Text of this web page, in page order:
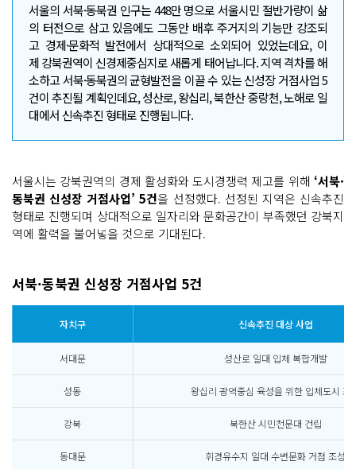
서울의 서북·동북권 인구는 448만 명으로 서울시민 절반가량이 삶
의 터전으로 삼고 있음에도 그동안 배후 주거지의 기능만 강조되
고 경제·문화적 발전에서 상대적으로 소외되어 있었는데요, 이
제 강북권역이 신경제중심지로 새롭게 태어납니다. 지역 격차를 해
소하고 서북·동북권의 균형발전을 이끌 수 있는 신성장 거점사업 5
건이 추진될 계획인데요, 성산로, 왕십리, 북한산 중랑천, 노해로 일
대에서 신속추진 형태로 진행됩니다.
서울시는 강북권역의 경제 활성화와 도시경쟁력 제고를 위해 ‘서북·
동북권 신성장 거점사업’ 5건을 선정했다. 선정된 지역은 신속추진
형태로 진행되며 상대적으로 일자리와 문화공간이 부족했던 강북지
역에 활력을 불어넣을 것으로 기대된다.
서북·동북권 신성장 거점사업 5건
자치구 신속추진 대상 사업
서대문 성산로 일대 입체 복합개발
성동 왕십리 광역중심 육성을 위한 입체도시 조
강북 북한산 시민천문대 건립
동대문 휘경유수지 일대 수변문화 거점 조성